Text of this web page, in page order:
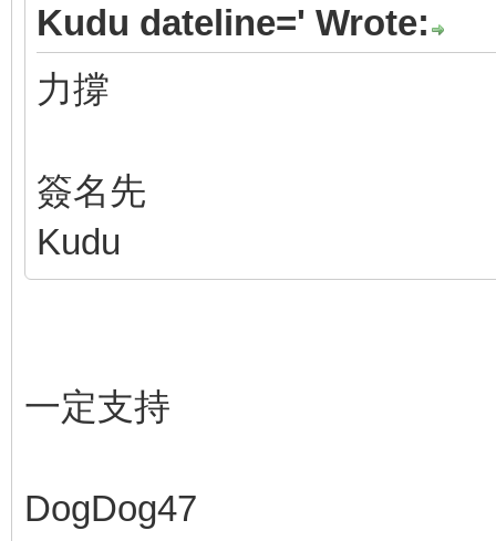
Kudu dateline=' Wrote:
力撐
簽名先
Kudu
一定支持
DogDog47